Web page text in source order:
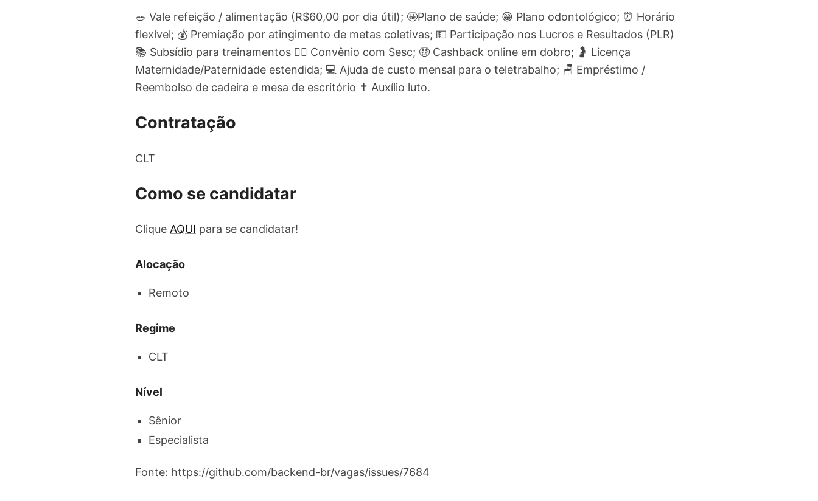
🥗 Vale refeição / alimentação (R$60,00 por dia útil); 🤩Plano de saúde; 😁 Plano odontológico; ⏰ Horário
flexível; 💰 Premiação por atingimento de metas coletivas; 💵 Participação nos Lucros e Resultados (PLR)
📚 Subsídio para treinamentos 🏊‍♀ Convênio com Sesc; 🤑 Cashback online em dobro; 🤰 Licença
Maternidade/Paternidade estendida; 💻 Ajuda de custo mensal para o teletrabalho; 🪑 Empréstimo /
Reembolso de cadeira e mesa de escritório ✝ Auxílio luto.
Contratação
CLT
Como se candidatar
Clique AQUI para se candidatar!
Alocação
Remoto
Regime
CLT
Nível
Sênior
Especialista
Fonte: https://github.com/backend-br/vagas/issues/7684